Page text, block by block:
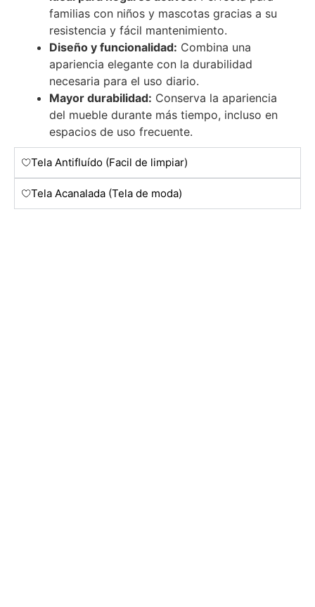
familias con niños y mascotas gracias a su
resistencia y fácil mantenimiento.
Diseño y funcionalidad: Combina una
apariencia elegante con la durabilidad
necesaria para el uso diario.
Mayor durabilidad: Conserva la apariencia
del mueble durante más tiempo, incluso en
espacios de uso frecuente.
Tela Antifluído (Facil de limpiar)
Tela Acanalada (Tela de moda)